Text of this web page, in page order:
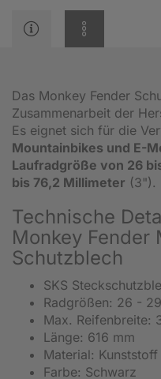
Das Monkey Fender
Zusammenarbeit der
Es eignet sich für die
Mountainbikes und E-
Laufradgröße von 26
bis 76,2 Millimeter (3").
Technische
Monkey Fender
Schutzblech
SKS
Radgrößen: 26 -
Max. Reifenbreite:
Länge: 616 mm
Material: Kunststoff
Farbe: Schwarz